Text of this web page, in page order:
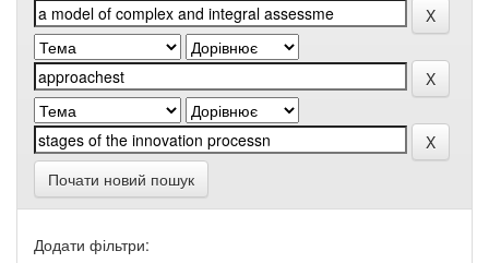
Почати новий пошук
Додати фільтри: